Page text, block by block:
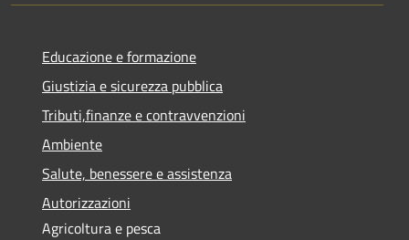
Educazione e formazione
Giustizia e sicurezza pubblica
Tributi,finanze e contravvenzioni
Ambiente
Salute, benessere e assistenza
Autorizzazioni
Agricoltura e pesca